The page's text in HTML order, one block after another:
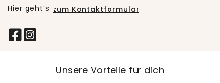
Hier geht’s zum Kontaktformular
Unsere Vorteile für dich